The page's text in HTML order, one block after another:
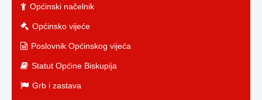
Općinski načelnik
Općinsko vijeće
Poslovnik Općinskog vijeća
Statut Općine Biskupija
Grb i zastava